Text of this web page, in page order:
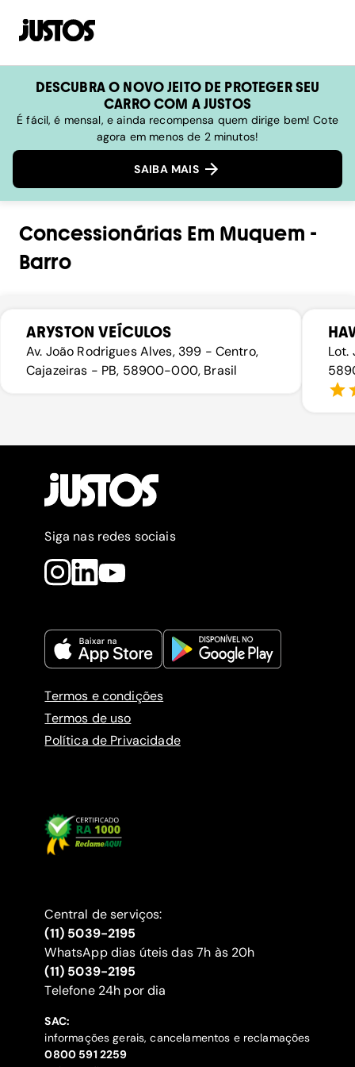
DESCUBRA O NOVO JEITO DE PROTEGER SEU
CARRO COM A JUSTOS
É fácil, é mensal, e ainda recompensa quem dirige bem! Cote
agora em menos de 2 minutos!
SAIBA MAIS
Concessionárias Em Muquem -
Barro
ARYSTON VEÍCULOS
Av. João Rodrigues Alves, 399 - Centro,
Cajazeiras - PB, 58900-000, Brasil
Lot.
Siga nas redes sociais
Termos e condições
Termos de uso
Política de Privacidade
Central de serviços:
(11) 5039-2195
WhatsApp dias úteis das 7h às 20h
(11) 5039-2195
‍Telefone 24h por dia
SAC:
informações gerais, cancelamentos e reclamações
‍0800 591 2259